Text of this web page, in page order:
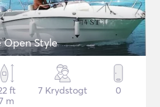
Open Style
ft
m
7 Krydstogt 0